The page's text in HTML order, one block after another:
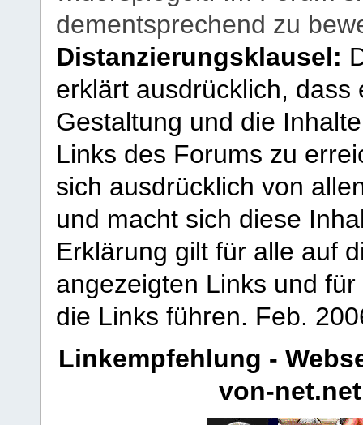
dementsprechend zu
Distanzierungsklausel:
erklärt ausdrücklich,
Gestaltung und die
Links des Forums zu
sich ausdrücklich von
und macht sich diese
Erklärung gilt für alle auf
angezeigten Links und
die Links führen. Feb.
Linkempfehlung -
von-net.net